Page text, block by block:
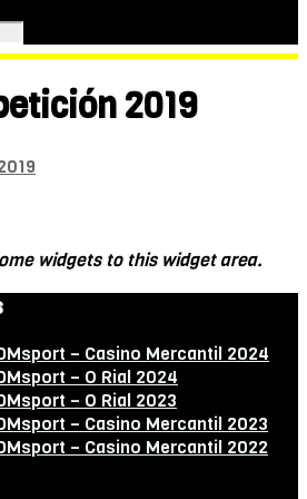
2019
widgets to this widget area.
– Casino Mercantil 2024
– O Rial 2024
– O Rial 2023
– Casino Mercantil 2023
– Casino Mercantil 2022